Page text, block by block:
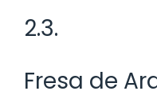
2.3.
Fresa de